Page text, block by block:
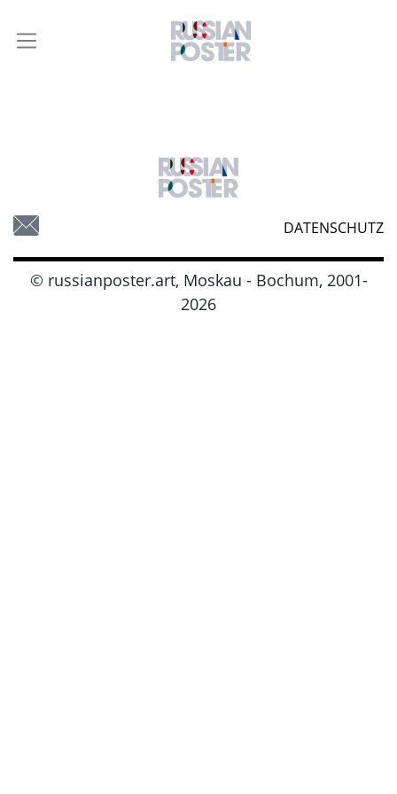
DATENSCHUTZ
© russianposter.art, Moskau - Bochum, 2001-
2026